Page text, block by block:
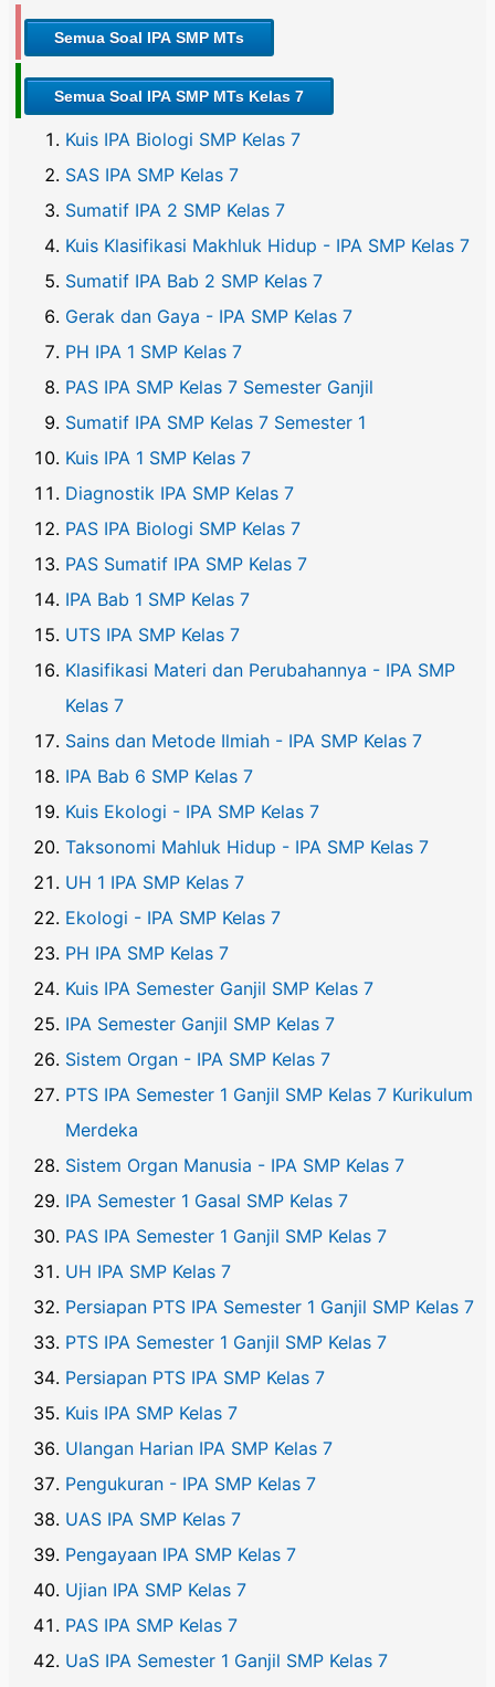
Semua Soal IPA SMP MTs
Semua Soal IPA SMP MTs Kelas 7
Kuis IPA Biologi SMP Kelas 7
SAS IPA SMP Kelas 7
Sumatif IPA 2 SMP Kelas 7
Kuis Klasifikasi Makhluk Hidup - IPA SMP Kelas 7
Sumatif IPA Bab 2 SMP Kelas 7
Gerak dan Gaya - IPA SMP Kelas 7
PH IPA 1 SMP Kelas 7
PAS IPA SMP Kelas 7 Semester Ganjil
Sumatif IPA SMP Kelas 7 Semester 1
Kuis IPA 1 SMP Kelas 7
Diagnostik IPA SMP Kelas 7
PAS IPA Biologi SMP Kelas 7
PAS Sumatif IPA SMP Kelas 7
IPA Bab 1 SMP Kelas 7
UTS IPA SMP Kelas 7
Klasifikasi Materi dan Perubahannya - IPA SMP
Kelas 7
Sains dan Metode Ilmiah - IPA SMP Kelas 7
IPA Bab 6 SMP Kelas 7
Kuis Ekologi - IPA SMP Kelas 7
Taksonomi Mahluk Hidup - IPA SMP Kelas 7
UH 1 IPA SMP Kelas 7
Ekologi - IPA SMP Kelas 7
PH IPA SMP Kelas 7
Kuis IPA Semester Ganjil SMP Kelas 7
IPA Semester Ganjil SMP Kelas 7
Sistem Organ - IPA SMP Kelas 7
PTS IPA Semester 1 Ganjil SMP Kelas 7 Kurikulum
Merdeka
Sistem Organ Manusia - IPA SMP Kelas 7
IPA Semester 1 Gasal SMP Kelas 7
PAS IPA Semester 1 Ganjil SMP Kelas 7
UH IPA SMP Kelas 7
Persiapan PTS IPA Semester 1 Ganjil SMP Kelas 7
PTS IPA Semester 1 Ganjil SMP Kelas 7
Persiapan PTS IPA SMP Kelas 7
Kuis IPA SMP Kelas 7
Ulangan Harian IPA SMP Kelas 7
Pengukuran - IPA SMP Kelas 7
UAS IPA SMP Kelas 7
Pengayaan IPA SMP Kelas 7
Ujian IPA SMP Kelas 7
PAS IPA SMP Kelas 7
UaS IPA Semester 1 Ganjil SMP Kelas 7